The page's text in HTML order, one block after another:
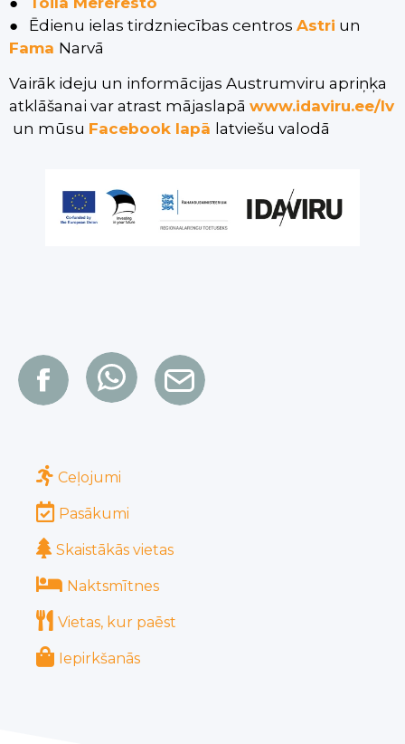
● Ēdienu ielas tirdzniecības centros Astri un
Fama Narvā
Vairāk ideju un informācijas Austrumviru apriņķa
atklāšanai var atrast mājaslapā www.idaviru.ee/lv
un mūsu Facebook lapā latviešu valodā
Ceļojumi
Pasākumi
Skaistākās vietas
Naktsmītnes
Vietas, kur paēst
Iepirkšanās